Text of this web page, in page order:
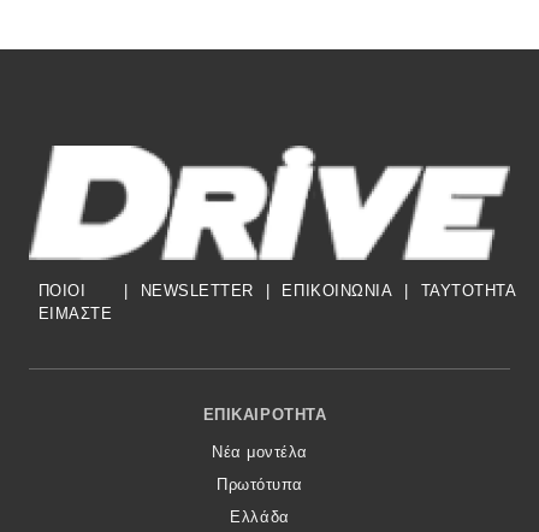
ΠΟΙΟΙ
ΕΙΜΑΣΤΕ
NEWSLETTER ΕΠΙΚΟΙΝΩΝΙΑ TAYTOTHTA
Footer Menu
ΕΠΙΚΑΙΡΌΤΗΤΑ
Νέα μοντέλα
Πρωτότυπα
Ελλάδα